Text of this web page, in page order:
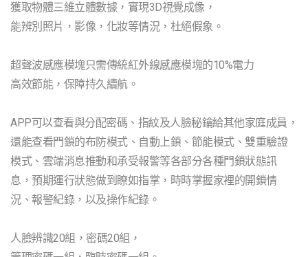
獲取物體三維立體數據，實現3D視覺成像，
能辨別照片，影像，化妝等情況，杜絕假象。
超聲波感應模塊只需傳統紅外線感應模塊的10%電力
高效節能，保障持久續航。
APP可以查看與分配密碼、指紋及人臉秘鑰給其他家庭成員，
還能查看門鎖的布防模式、自動上鎖、節能模式、雙重驗證
模式、雲端消息推動和承受報警等各部分各種門鎖狀態訊
息，預期運行狀態做到瞭如指掌，時時掌握家裡的開鎖情
況、報警紀錄，以及操作紀錄。
人臉辨識20組，密碼20組，